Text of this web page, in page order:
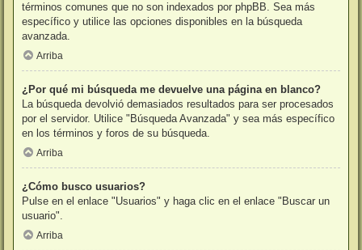
términos comunes que no son indexados por phpBB. Sea más
específico y utilice las opciones disponibles en la búsqueda
avanzada.
Arriba
¿Por qué mi búsqueda me devuelve una página en blanco?
La búsqueda devolvió demasiados resultados para ser procesados
por el servidor. Utilice "Búsqueda Avanzada" y sea más específico
en los términos y foros de su búsqueda.
Arriba
¿Cómo busco usuarios?
Pulse en el enlace "Usuarios" y haga clic en el enlace "Buscar un
usuario".
Arriba